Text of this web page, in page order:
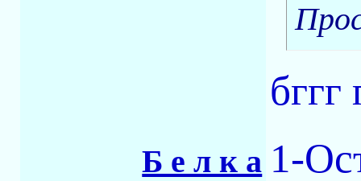
Б е л к а 1-